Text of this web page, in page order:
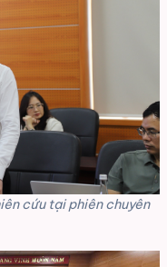
cứu tại phiên chuyên